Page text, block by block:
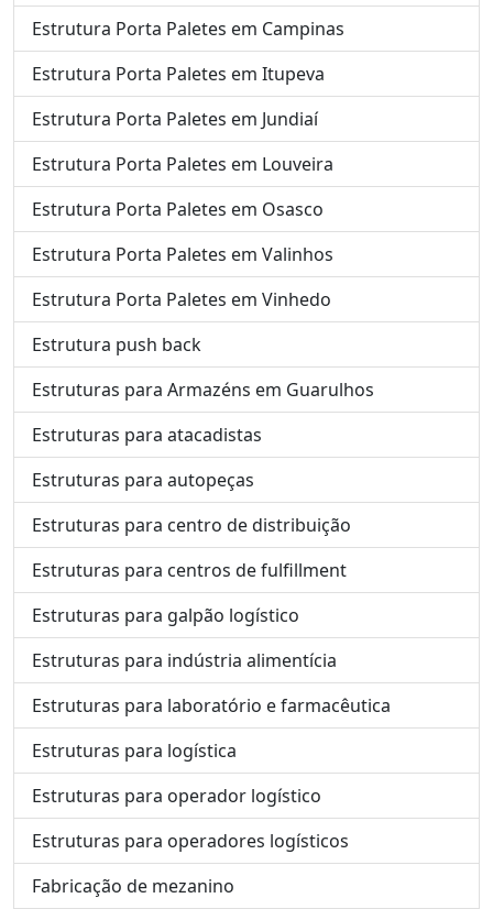
Estrutura Porta Paletes em Campinas
Estrutura Porta Paletes em Itupeva
Estrutura Porta Paletes em Jundiaí
Estrutura Porta Paletes em Louveira
Estrutura Porta Paletes em Osasco
Estrutura Porta Paletes em Valinhos
Estrutura Porta Paletes em Vinhedo
Estrutura push back
Estruturas para Armazéns em Guarulhos
Estruturas para atacadistas
Estruturas para autopeças
Estruturas para centro de distribuição
Estruturas para centros de fulfillment
Estruturas para galpão logístico
Estruturas para indústria alimentícia
Estruturas para laboratório e farmacêutica
Estruturas para logística
Estruturas para operador logístico
Estruturas para operadores logísticos
Fabricação de mezanino